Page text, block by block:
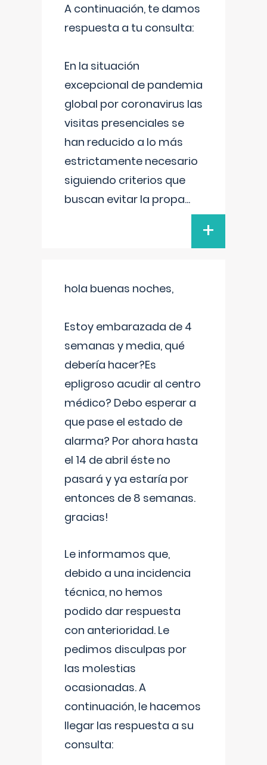
A continuación, te damos
respuesta a tu consulta:
En la situación
excepcional de pandemia
global por coronavirus las
visitas presenciales se
han reducido a lo más
estrictamente necesario
siguiendo criterios que
buscan evitar la propa...
+
hola buenas noches,
Estoy embarazada de 4
semanas y media, qué
debería hacer?Es
epligroso acudir al centro
médico? Debo esperar a
que pase el estado de
alarma? Por ahora hasta
el 14 de abril éste no
pasará y ya estaría por
entonces de 8 semanas.
gracias!
Le informamos que,
debido a una incidencia
técnica, no hemos
podido dar respuesta
con anterioridad. Le
pedimos disculpas por
las molestias
ocasionadas. A
continuación, le hacemos
llegar las respuesta a su
consulta: